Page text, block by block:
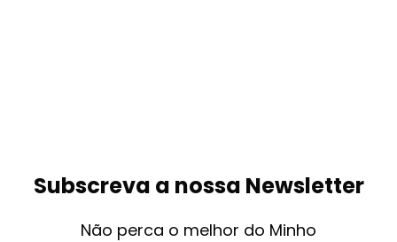
Subscreva a nossa Newsletter
Não perca o melhor do Minho